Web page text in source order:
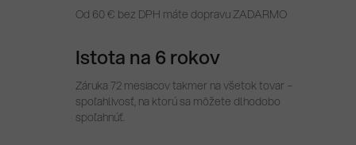
Od 60 € bez DPH máte dopravu ZADARMO
Istota na 6 rokov
Záruka 72 mesiacov takmer na všetok tovar –
spoľahlivosť, na ktorú sa môžete dlhodobo
spoľahnúť.